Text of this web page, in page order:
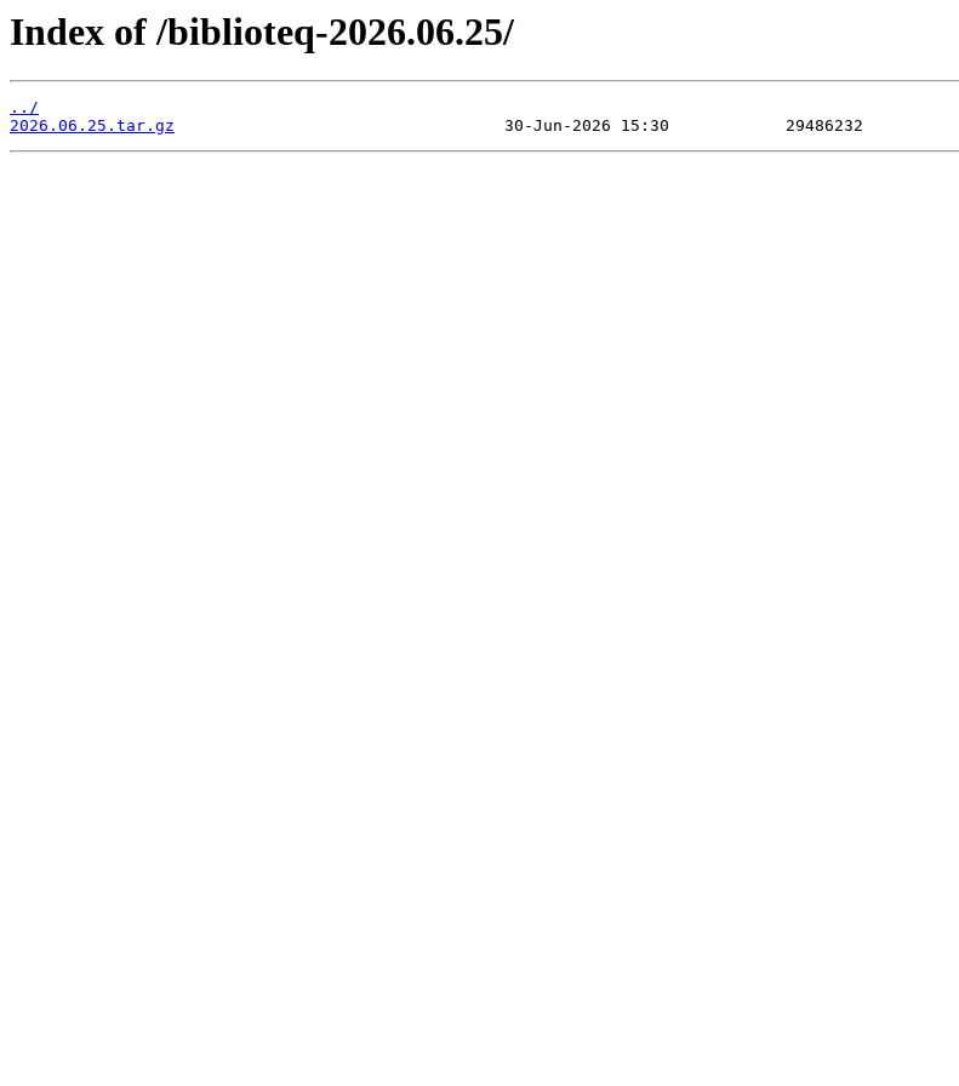
Index of /biblioteq-2026.06.25/
../
2026.06.25.tar.gz